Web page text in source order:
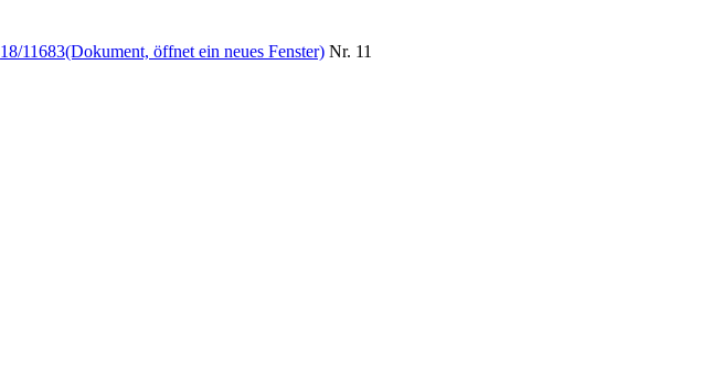
18/11683(Dokument, öffnet ein neues Fenster) Nr. 11